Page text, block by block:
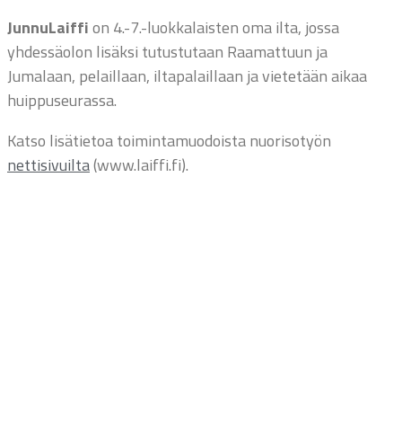
JunnuLaiffion 4.-7.-luokkalaisten oma ilta, jossa
yhdessäolon lisäksi tutustutaan Raamattuun ja
Jumalaan, pelaillaan, iltapalaillaan ja vietetään aikaa
huippuseurassa.
Katso lisätietoa toimintamuodoista nuorisotyön
nettisivuilta(www.laiffi.fi).